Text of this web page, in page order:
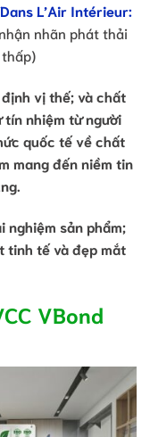
L’Air Intérieur:
nhãn phát thải
định vị thế; và chất
nhiệm từ người
quốc tế về chất
mang đến niềm tin
nghiệm sản phẩm;
tinh tế và đẹp mắt
VBond